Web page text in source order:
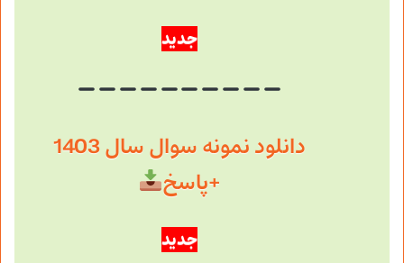
جدید
دانلود نمونه سوال سال 1403
+پاسخ
جدید